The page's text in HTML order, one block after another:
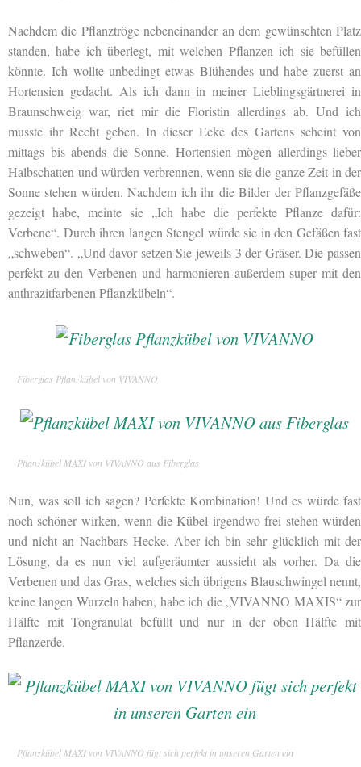
Nachdem die Pflanztröge nebeneinander an dem gewünschten Platz
standen, habe ich überlegt, mit welchen Pflanzen ich sie befüllen
könnte. Ich wollte unbedingt etwas Blühendes und habe zuerst an
Hortensien gedacht. Als ich dann in meiner Lieblingsgärtnerei in
Braunschweig war, riet mir die Floristin allerdings ab. Und ich
musste ihr Recht geben. In dieser Ecke des Gartens scheint von
mittags bis abends die Sonne. Hortensien mögen allerdings lieber
Halbschatten und würden verbrennen, wenn sie die ganze Zeit in der
Sonne stehen würden. Nachdem ich ihr die Bilder der Pflanzgefäße
gezeigt habe, meinte sie „Ich habe die perfekte Pflanze dafür:
Verbene“. Durch ihren langen Stengel würde sie in den Gefäßen fast
„schweben“. „Und davor setzen Sie jeweils 3 der Gräser. Die passen
perfekt zu den Verbenen und harmonieren außerdem super mit den
anthrazitfarbenen Pflanzkübeln“.
Fiberglas Pflanzkübel von VIVANNO
Pflanzkübel MAXI von VIVANNO aus Fiberglas
Nun, was soll ich sagen? Perfekte Kombination! Und es würde fast
noch schöner wirken, wenn die Kübel irgendwo frei stehen würden
und nicht an Nachbars Hecke. Aber ich bin sehr glücklich mit der
Lösung, da es nun viel aufgeräumter aussieht als vorher. Da die
Verbenen und das Gras, welches sich übrigens Blauschwingel nennt,
keine langen Wurzeln haben, habe ich die „VIVANNO MAXIS“ zur
Hälfte mit Tongranulat befüllt und nur in der oben Hälfte mit
Pflanzerde.
Pflanzkübel MAXI von VIVANNO fügt sich perfekt in unseren Garten ein